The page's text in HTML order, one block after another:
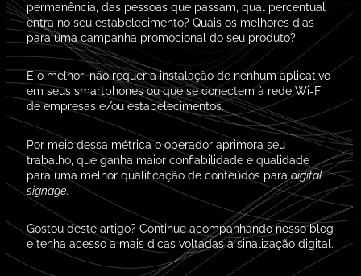
permanência, das pessoas que passam, qual percentual
entra no seu estabelecimento? Quais os melhores dias
para uma campanha promocional do seu produto?
E o melhor: não requer a instalação de nenhum aplicativo
em seus smartphones ou que se conectem à rede Wi-Fi
de empresas e/ou estabelecimentos.
Por meio dessa métrica o operador aprimora seu
trabalho, que ganha maior confiabilidade e qualidade
para uma melhor qualificação de conteúdos paradigital
signage.
Gostou deste artigo? Continue acompanhando nosso blog
e tenha acesso a mais dicas voltadas à sinalização digital.